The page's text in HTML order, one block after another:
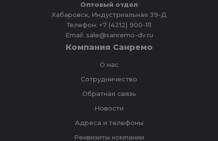
Оптовый отдел
Хабаровск, Индустриальная 39-Д
Телефон: +7 (4212) 900-111
Email: sale@sanremo-dv.ru
Компания Санремо
О нас
Сотрудничество
Обратная связь
Новости
Адреса и телефоны
Реквизиты компании